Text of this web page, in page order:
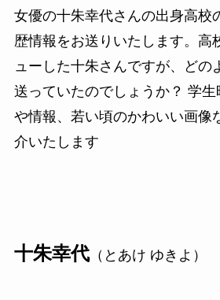
女優の十朱幸代さんの出身高校
歴情報をお送りいたします。高
ューした十朱さんですが、どの
送っていたのでしょうか？ 学
や情報、若い頃のかわいい画像
介いたします
十朱幸代（とあけ ゆきよ）